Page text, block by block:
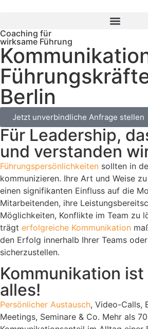
Coaching für
wirksame Führung
Berlin
Jetzt unverbindliche Anfrage stellen
Für Leadership,
und verstanden
Führungspersönlichkeiten sollten in
kommunizieren. Ihre Art und Weise
einen signifikanten Einfluss auf die
Mitarbeitenden, ihre
Möglichkeiten, Konflikte im Team zu
trägt erfolgreiche Kommunikation
den Erfolg innerhalb Ihrer Teams
sicherzustellen.
Kommunikation
alles!
Persönlicher Austausch, Video-Calls,
Meetings, Seminare & Co. Mehr als